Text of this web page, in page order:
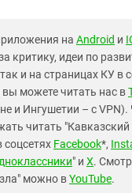
на Android и
критику, идеи по
и на страницах КУ в
вы можете читать нас в
и Ингушетии – с VPN).
читать "Кавказский
соцсетях Facebook*,
" и X.
можно вYouTube.